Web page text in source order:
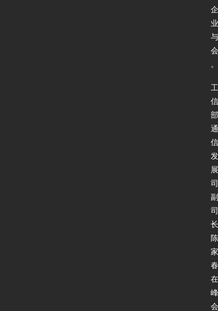
企
业
与
会
。
工
信
部
通
信
发
展
司
副
司
长
陈
家
春
在
峰
会